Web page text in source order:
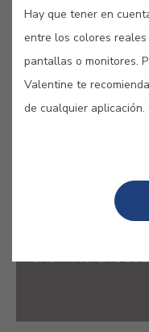
Los colores de
conseguir un
protegen tus
CASTAÑO
Hay que tener en
entre los colores
pantallas o monitores.
Valentine te
de cualquier aplicación.